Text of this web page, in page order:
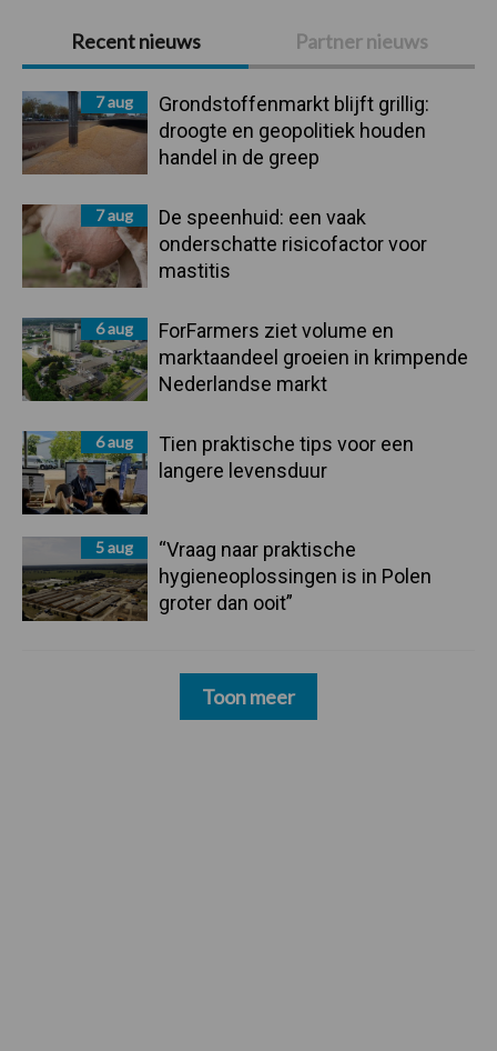
Primaire
Sidebar
Recent nieuws Partner nieuws
7 aug
Grondstoffenmarkt blijft grillig:
droogte en geopolitiek houden
handel in de greep
7 aug
De speenhuid: een vaak
onderschatte risicofactor voor
mastitis
6 aug
ForFarmers ziet volume en
marktaandeel groeien in krimpende
Nederlandse markt
6 aug
Tien praktische tips voor een
langere levensduur
5 aug
“Vraag naar praktische
hygieneoplossingen is in Polen
groter dan ooit”
Toon meer